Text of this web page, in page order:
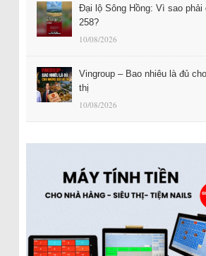
Đại lộ Sông Hồng: Vì sao phải
258?
10/08/2026
Vingroup – Bao nhiêu là đủ
thị
10/08/2026